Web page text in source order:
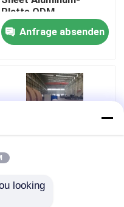
Platte ODM
Anfrage absenden
ODM galvanisierte
looking